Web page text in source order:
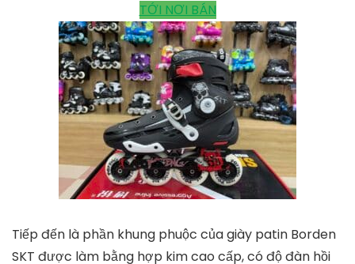
Giày Trượt Patin Người Lớn C9, OEM